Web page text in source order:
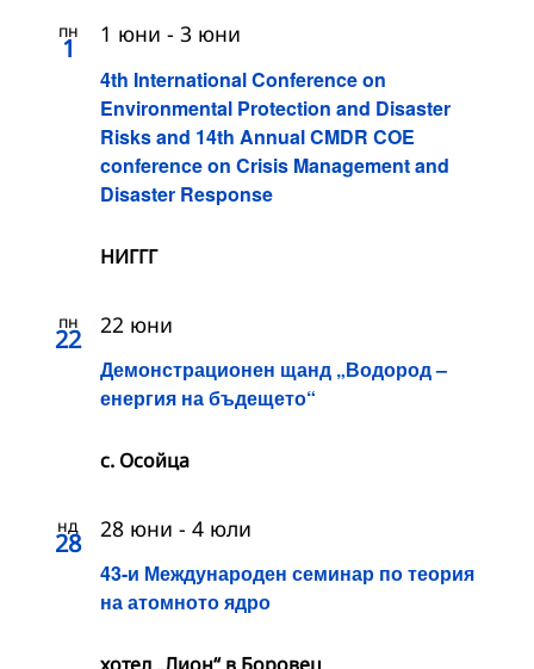
пн
1
4th International Conference on
Environmental Protection and Disaster
Risks and 14th Annual CMDR COE
conference on Crisis Management and
Disaster Response
1 юни - 3 юни
НИГГГ
пн
22
Демонстрационен щанд „Водород –
енергия на бъдещето“
22 юни
с. Осойца
нд
28
43-и Международен семинар по теория
на атомното ядро
28 юни - 4 юли